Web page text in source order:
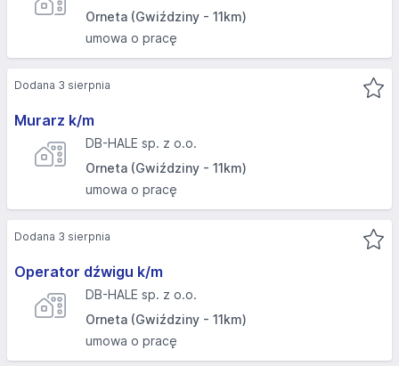
Orneta (Gwiździny - 11km)
umowa o pracę
Murarz k/m
DB-HALE sp. z o.o.
Orneta (Gwiździny - 11km)
umowa o pracę
Dodana 3 sierpnia
Operator dźwigu k/m
DB-HALE sp. z o.o.
Orneta (Gwiździny - 11km)
umowa o pracę
Dodana 3 sierpnia